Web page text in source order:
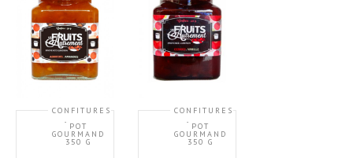
CONFITURES
,
POT
GOURMAND
350 G
CONFITURES
,
POT
GOURMAND
350 G